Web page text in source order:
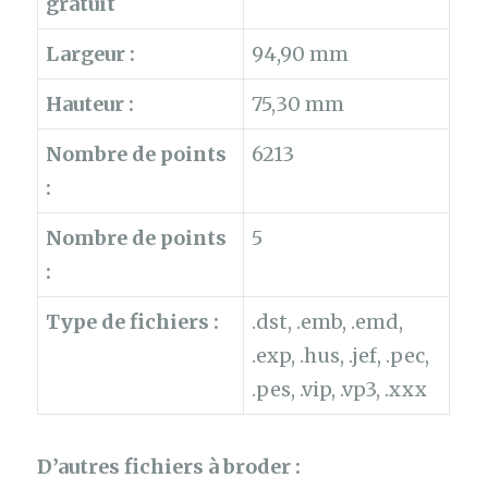
Largeur :
94,90 mm
Hauteur :
75,30 mm
Nombre de points
:
6213
Nombre de points
:
5
Type de fichiers :
.dst, .emb, .emd,
.exp, .hus, .jef, .pec,
.pes, .vip, .vp3, .xxx
D’autres fichiers à broder :